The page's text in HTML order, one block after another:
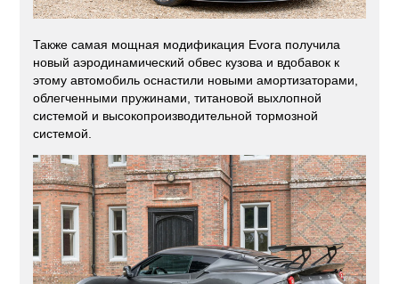
Также самая мощная модификация Evora получила
новый аэродинамический обвес кузова и вдобавок к
этому автомобиль оснастили новыми амортизаторами,
облегченными пружинами, титановой выхлопной
системой и высокопроизводительной тормозной
системой.